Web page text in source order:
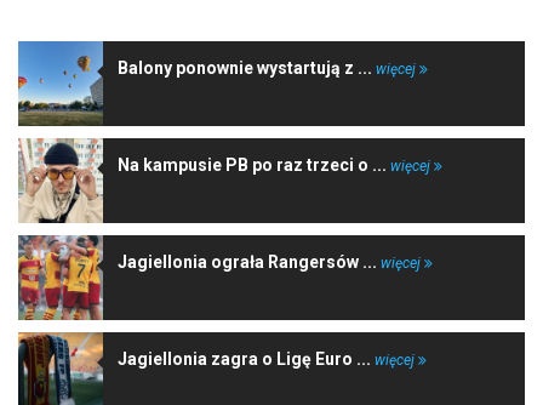
Balony ponownie wystartują z ... więcej
Na kampusie PB po raz trzeci o ... więcej
Jagiellonia ograła Rangersów ... więcej
Jagiellonia zagra o Ligę Euro ... więcej